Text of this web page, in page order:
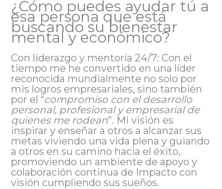
¿Cómo puedes ayudar tú a
esa persona que está
buscando su bienestar
mental y económico?
Con liderazgo y mentoría 24/7: Con el
tiempo me he convertido en una líder
reconocida mundialmente no solo por
mis logros empresariales, sino también
por el “compromiso con el desarrollo
personal, profesional y empresarial de
quienes me rodean”. Mi visión es
inspirar y enseñar a otros a alcanzar sus
metas viviendo una vida plena y guiando
a otros en su camino hacia el éxito,
promoviendo un ambiente de apoyo y
colaboración continua de Impacto con
visión cumpliendo sus sueños.